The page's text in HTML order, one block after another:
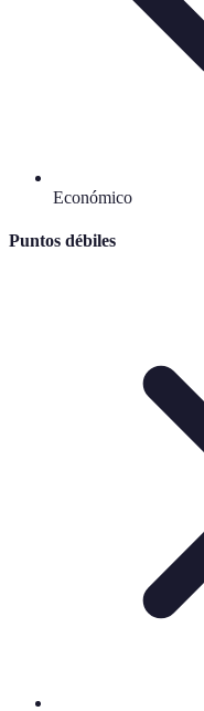
Económico
Puntos débiles